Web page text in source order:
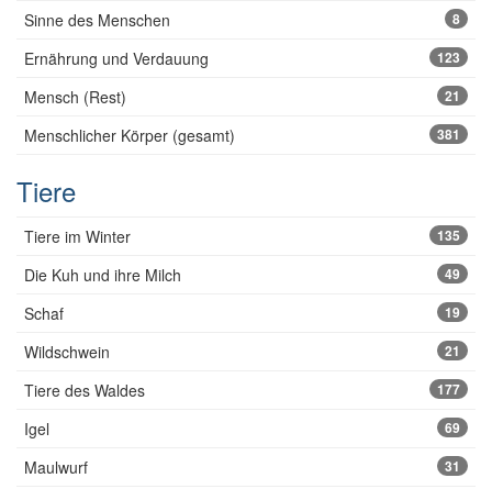
Sinne des Menschen 8
Ernährung und Verdauung 123
Mensch (Rest) 21
Menschlicher Körper (gesamt) 381
Tiere
Tiere im Winter 135
Die Kuh und ihre Milch 49
Schaf 19
Wildschwein 21
Tiere des Waldes 177
Igel 69
Maulwurf 31